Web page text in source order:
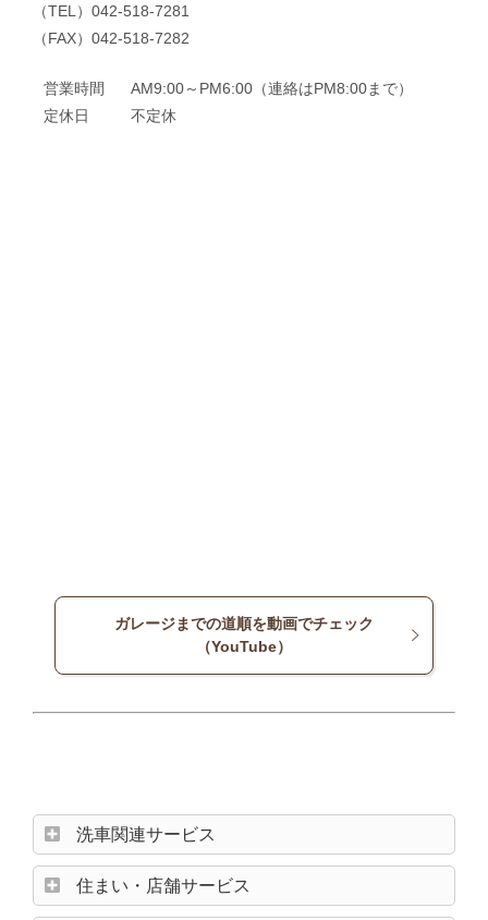
（TEL）042-518-7281
（FAX）042-518-7282
営業時間
AM9:00～PM6:00（連絡はPM8:00まで）
定休日
不定休
ガレージまでの道順を動画でチェック
（YouTube）
洗車関連サービス
住まい・店舗サービス